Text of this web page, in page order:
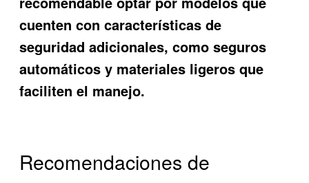
cuenten con características de
seguridad adicionales, como seguros
automáticos y materiales ligeros que
faciliten el manejo.
Recomendaciones de